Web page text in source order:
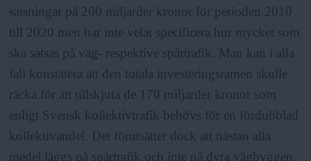
satsningar på 200 miljarder kronor för perioden 2010
till 2020 men har inte velat specificera hur mycket som
ska satsas på väg- respektive spårtrafik. Man kan i alla
fall konstatera att den totala investeringsramen skulle
räcka för att tillskjuta de 170 miljarder kronor som
enligt Svensk kollektivtrafik behövs för en fördubblad
kollektivandel. Det förutsätter dock att nästan alla
medel läggs på spårtrafik och inte på dyra vägbyggen